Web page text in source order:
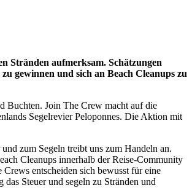
Stränden aufmerksam. Schätzungen
gewinnen und sich an Beach Cleanups zu
Buchten. Join The Crew macht auf die
Segelrevier Peloponnes. Die Aktion mit
zum Segeln treibt uns zum Handeln an.
Cleanups innerhalb der Reise-Community
entscheiden sich bewusst für eine
Steuer und segeln zu Stränden und